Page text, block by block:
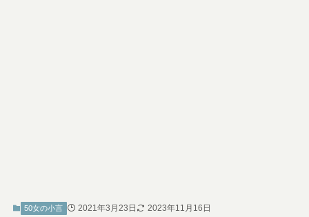
50女の小言 2021年3月23日 2023年11月16日